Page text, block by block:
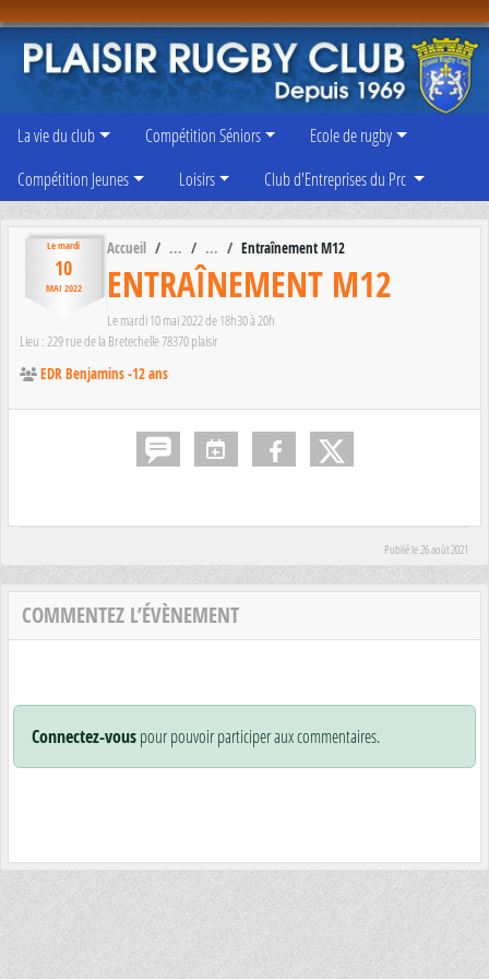
La vie du club Compétition Séniors
Ecole de rugby
Compétition Jeunes
Loisirs Club d'Entreprises du Prc
Lemardi
10
MAI 2022
Accueil Entraînement M12
ENTRAÎNEMENT M12
Lemardi10mai2022de 18h30 à 20h
Lieu : 229 rue de la Bretechelle78370plaisir
EDR Benjamins -12 ans
Publié le26 août 2021
COMMENTEZ L’ÉVÈNEMENT
Connectez-vouspour pouvoir participer aux commentaires.
Panneau de gestion des cookies